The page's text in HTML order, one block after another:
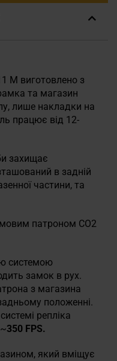
М виготовлено з
та магазин
лише накладки на
працює від 12-
захищає
в задній
частини, та
патроном СО2
системою
замок в рух.
з магазина
положенні.
репліка
350 FPS.
який вміщує